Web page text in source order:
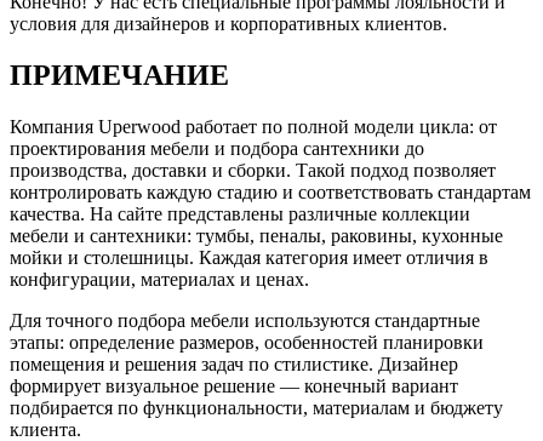
условия для дизайнеров и корпоративных клиентов.
ПРИМЕЧАНИЕ
Компания Uperwood работает по полной модели цикла: от
проектирования мебели и подбора сантехники до
производства, доставки и сборки. Такой подход позволяет
контролировать каждую стадию и соответствовать стандартам
качества. На сайте представлены различные коллекции
мебели и сантехники: тумбы, пеналы, раковины, кухонные
мойки и столешницы. Каждая категория имеет отличия в
конфигурации, материалах и ценах.
Для точного подбора мебели используются стандартные
этапы: определение размеров, особенностей планировки
помещения и решения задач по стилистике. Дизайнер
формирует визуальное решение — конечный вариант
подбирается по функциональности, материалам и бюджету
клиента.